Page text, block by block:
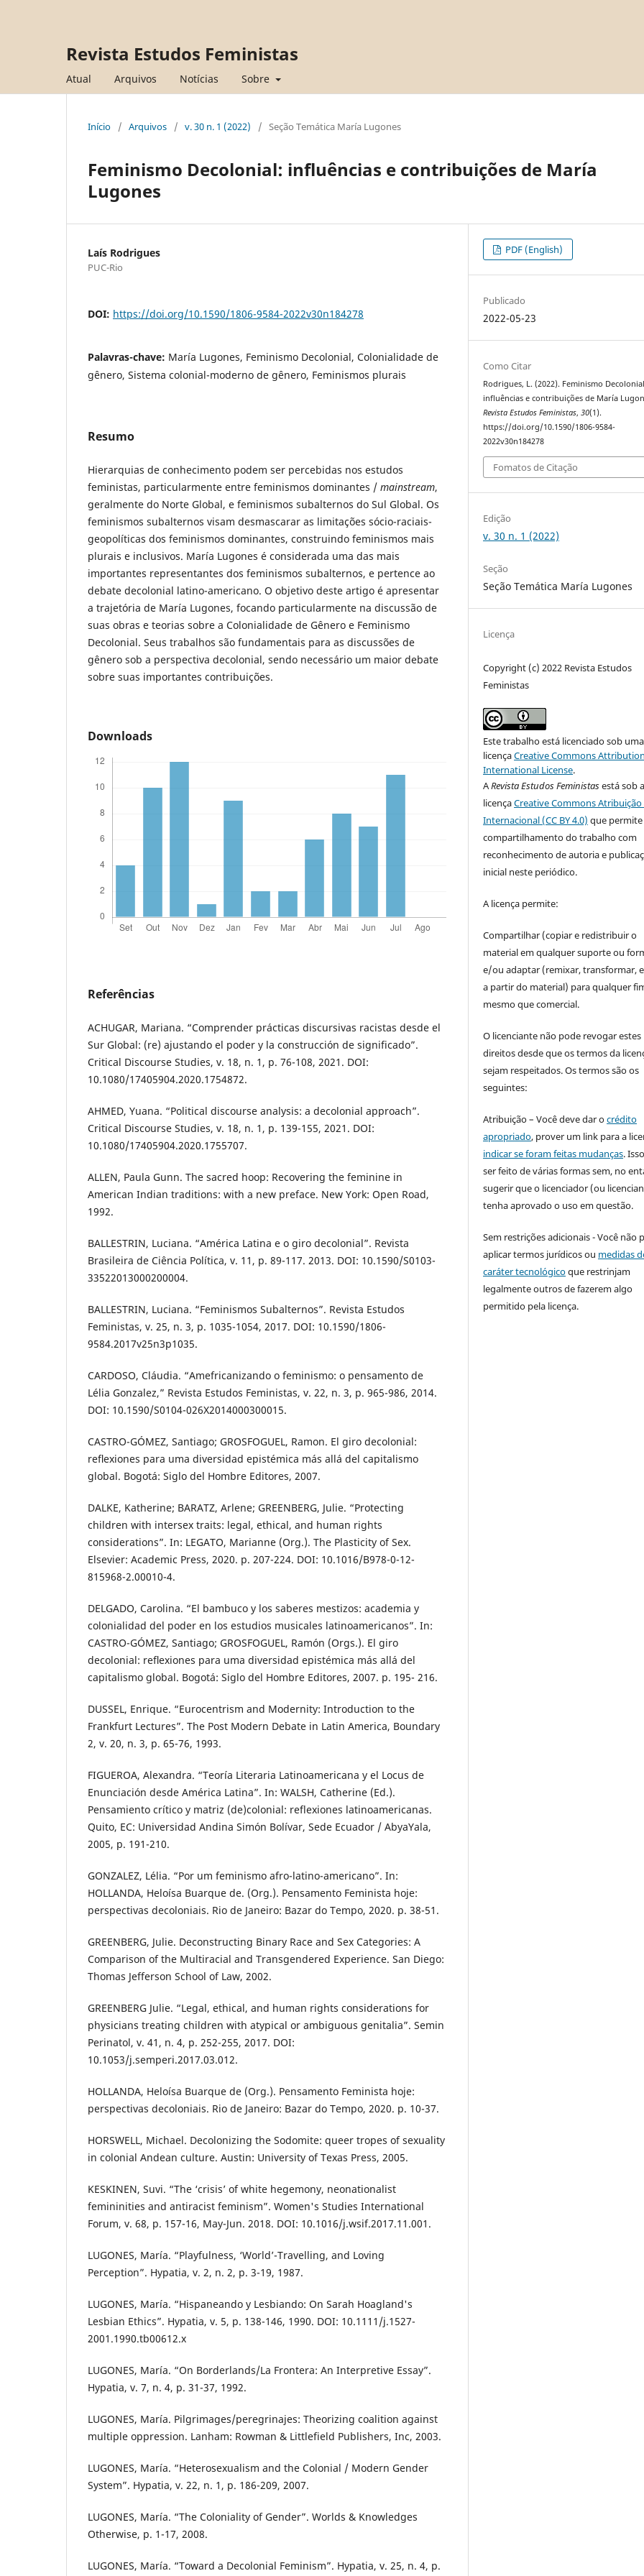
Revista Estudos Feministas
Atual Arquivos Notícias Sobre
Início / Arquivos / v. 30 n. 1 (2022) / Seção Temática María Lugones
Feminismo Decolonial: influências e contribuições de María
Lugones
Laís Rodrigues
PUC-Rio
DOI: https://doi.org/10.1590/1806-9584-2022v30n184278
Palavras-chave: María Lugones, Feminismo Decolonial, Colonialidade de
gênero, Sistema colonial-moderno de gênero, Feminismos plurais
Resumo
Hierarquias de conhecimento podem ser percebidas nos estudos
feministas, particularmente entre feminismos dominantes / mainstream,
geralmente do Norte Global, e feminismos subalternos do Sul Global. Os
feminismos subalternos visam desmascarar as limitações sócio-raciais-
geopolíticas dos feminismos dominantes, construindo feminismos mais
plurais e inclusivos. María Lugones é considerada uma das mais
importantes representantes dos feminismos subalternos, e pertence ao
debate decolonial latino-americano. O objetivo deste artigo é apresentar
a trajetória de María Lugones, focando particularmente na discussão de
suas obras e teorias sobre a Colonialidade de Gênero e Feminismo
Decolonial. Seus trabalhos são fundamentais para as discussões de
gênero sob a perspectiva decolonial, sendo necessário um maior debate
sobre suas importantes contribuições.
Downloads
Referências
ACHUGAR, Mariana. “Comprender prácticas discursivas racistas desde el
Sur Global: (re) ajustando el poder y la construcción de significado”.
Critical Discourse Studies, v. 18, n. 1, p. 76-108, 2021. DOI:
10.1080/17405904.2020.1754872.
AHMED, Yuana. “Political discourse analysis: a decolonial approach”.
Critical Discourse Studies, v. 18, n. 1, p. 139-155, 2021. DOI:
10.1080/17405904.2020.1755707.
ALLEN, Paula Gunn. The sacred hoop: Recovering the feminine in
American Indian traditions: with a new preface. New York: Open Road,
1992.
BALLESTRIN, Luciana. “América Latina e o giro decolonial”. Revista
Brasileira de Ciência Política, v. 11, p. 89-117. 2013. DOI: 10.1590/S0103-
33522013000200004.
BALLESTRIN, Luciana. “Feminismos Subalternos”. Revista Estudos
Feministas, v. 25, n. 3, p. 1035-1054, 2017. DOI: 10.1590/1806-
9584.2017v25n3p1035.
CARDOSO, Cláudia. “Amefricanizando o feminismo: o pensamento de
Lélia Gonzalez,” Revista Estudos Feministas, v. 22, n. 3, p. 965-986, 2014.
DOI: 10.1590/S0104-026X2014000300015.
CASTRO-GÓMEZ, Santiago; GROSFOGUEL, Ramon. El giro decolonial:
reﬂexiones para uma diversidad epistémica más allá del capitalismo
global. Bogotá: Siglo del Hombre Editores, 2007.
DALKE, Katherine; BARATZ, Arlene; GREENBERG, Julie. “Protecting
children with intersex traits: legal, ethical, and human rights
considerations”. In: LEGATO, Marianne (Org.). The Plasticity of Sex.
Elsevier: Academic Press, 2020. p. 207-224. DOI: 10.1016/B978-0-12-
815968-2.00010-4.
DELGADO, Carolina. “El bambuco y los saberes mestizos: academia y
colonialidad del poder en los estudios musicales latinoamericanos”. In:
CASTRO-GÓMEZ, Santiago; GROSFOGUEL, Ramón (Orgs.). El giro
decolonial: reﬂexiones para uma diversidad epistémica más allá del
capitalismo global. Bogotá: Siglo del Hombre Editores, 2007. p. 195- 216.
DUSSEL, Enrique. “Eurocentrism and Modernity: Introduction to the
Frankfurt Lectures”. The Post Modern Debate in Latin America, Boundary
2, v. 20, n. 3, p. 65-76, 1993.
FIGUEROA, Alexandra. “Teoría Literaria Latinoamericana y el Locus de
Enunciación desde América Latina”. In: WALSH, Catherine (Ed.).
Pensamiento crítico y matriz (de)colonial: reflexiones latinoamericanas.
Quito, EC: Universidad Andina Simón Bolívar, Sede Ecuador / AbyaYala,
2005, p. 191-210.
GONZALEZ, Lélia. “Por um feminismo afro-latino-americano”. In:
HOLLANDA, Heloísa Buarque de. (Org.). Pensamento Feminista hoje:
perspectivas decoloniais. Rio de Janeiro: Bazar do Tempo, 2020. p. 38-51.
GREENBERG, Julie. Deconstructing Binary Race and Sex Categories: A
Comparison of the Multiracial and Transgendered Experience. San Diego:
Thomas Jefferson School of Law, 2002.
GREENBERG Julie. “Legal, ethical, and human rights considerations for
physicians treating children with atypical or ambiguous genitalia”. Semin
Perinatol, v. 41, n. 4, p. 252-255, 2017. DOI:
10.1053/j.semperi.2017.03.012.
HOLLANDA, Heloísa Buarque de (Org.). Pensamento Feminista hoje:
perspectivas decoloniais. Rio de Janeiro: Bazar do Tempo, 2020. p. 10-37.
HORSWELL, Michael. Decolonizing the Sodomite: queer tropes of sexuality
in colonial Andean culture. Austin: University of Texas Press, 2005.
KESKINEN, Suvi. “The ‘crisis’ of white hegemony, neonationalist
femininities and antiracist feminism”. Women's Studies International
Forum, v. 68, p. 157-16, May-Jun. 2018. DOI: 10.1016/j.wsif.2017.11.001.
LUGONES, María. “Playfulness, ‘World’-Travelling, and Loving
Perception”. Hypatia, v. 2, n. 2, p. 3-19, 1987.
LUGONES, María. “Hispaneando y Lesbiando: On Sarah Hoagland's
Lesbian Ethics”. Hypatia, v. 5, p. 138-146, 1990. DOI: 10.1111/j.1527-
2001.1990.tb00612.x
LUGONES, María. “On Borderlands/La Frontera: An Interpretive Essay”.
Hypatia, v. 7, n. 4, p. 31-37, 1992.
LUGONES, María. Pilgrimages/peregrinajes: Theorizing coalition against
multiple oppression. Lanham: Rowman & Littlefield Publishers, Inc, 2003.
LUGONES, María. “Heterosexualism and the Colonial / Modern Gender
System”. Hypatia, v. 22, n. 1, p. 186-209, 2007.
LUGONES, María. “The Coloniality of Gender”. Worlds & Knowledges
Otherwise, p. 1-17, 2008.
LUGONES, María. “Toward a Decolonial Feminism”. Hypatia, v. 25, n. 4, p.
PDF (English)
Publicado
2022-05-23
Como Citar
Rodrigues, L. (2022). Feminismo
influências e contribuições de María
Revista Estudos Feministas,30(1).
https://doi.org/10.1590/1806-9584-
2022v30n184278
Fomatos de Citação
Edição
v. 30 n. 1 (2022)
Seção
Seção Temática María Lugones
Licença
Copyright (c) 2022 Revista Estudos
Feministas
Este trabalho está licenciado sob uma
licençaCreative Commons
International License.
ARevista Estudos Feministasestá sob a
licençaCreative Commons Atribuição
Internacional (CC BY 4.0) que
compartilhamento do trabalho com
reconhecimento de autoria e
inicial neste periódico.
A licença permite:
Compartilhar (copiar e redistribuir o
material em qualquer suporte ou
e/ou adaptar (remixar, transformar,
a partir do material) para qualquer
mesmo que comercial.
O licenciante não pode revogar estes
direitos desde que os termos da
sejam respeitados. Os termos são os
seguintes:
Atribuição – Você deve dar ocrédito
apropriado, prover um link para a
indicar se foram feitas mudanças.
ser feito de várias formas sem, no
sugerir que o licenciador (ou
tenha aprovado o uso em questão.
Sem restrições adicionais - Você não
aplicar termos jurídicos ou medidas
caráter tecnológicoque restrinjam
legalmente outros de fazerem algo
permitido pela licença.